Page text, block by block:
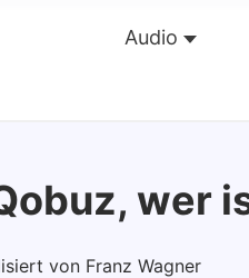
Audio
wer
von Franz Wagner